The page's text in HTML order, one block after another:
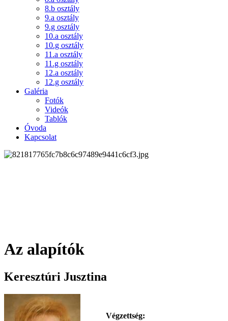
8.b osztály
9.a osztály
9.g osztály
10.a osztály
10.g osztály
11.a osztály
11.g osztály
12.a osztály
12.g osztály
Galéria
Fotók
Videók
Tablók
Óvoda
Kapcsolat
Az alapítók
Keresztúri Jusztina
Végzettség: